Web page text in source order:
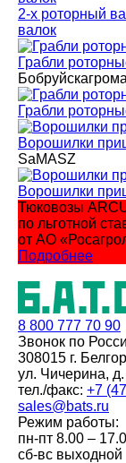
2-х роторный
валок
Грабли
Грабли
Ворошилки
SaMASZ
Ворошилки
Тюковозы
по льготной
от АО
Подробнее
8 800 777 70 90
Звонок по
308015 г.
ул. Чичерина,
тел./факс: +7
sales@bats.ru
Режим работы:
пн-пт 8.00 –
сб-вс выходной